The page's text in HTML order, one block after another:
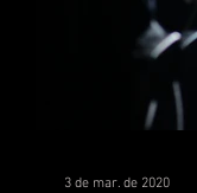
3 de mar. de 2020